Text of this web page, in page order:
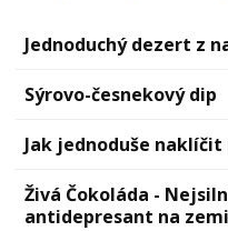
Jednoduchý dezert z
Sýrovо-česnekový dip
Jak jednoduše naklíčit
Živá Čokoláda -
antidepresant na